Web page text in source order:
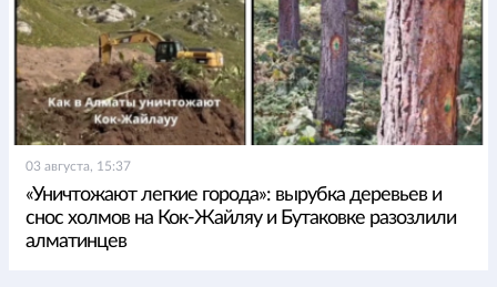
03 августа, 15:37
«Уничтожают легкие города»: вырубка деревьев и
снос холмов на Кок-Жайляу и Бутаковке разозлили
алматинцев